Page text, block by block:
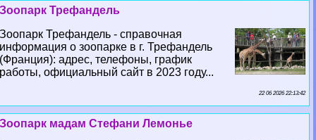
Зоопарк Трефандель
Зоопарк Трефандель - справочная
информация о зоопарке в г. Трефандель
(Франция): адрес, телефоны, график
работы, официальный сайт в 2023 году...
22 06 2026 22:13:42
Зоопарк мадам Стефани Лемонье